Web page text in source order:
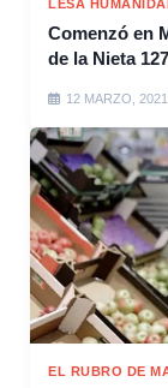
LESA
Comenzó en
de la Nieta
12 MARZO, 2021
EL RUBRO DE